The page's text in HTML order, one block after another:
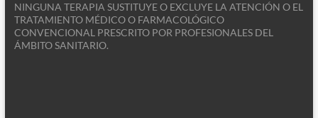
NINGUNA TERAPIA SUSTITUYE O EXCLUYE LA ATENCIÓN O EL
TRATAMIENTO MÉDICO O FARMACOLÓGICO
CONVENCIONAL PRESCRITO POR PROFESIONALES DEL
ÁMBITO SANITARIO.